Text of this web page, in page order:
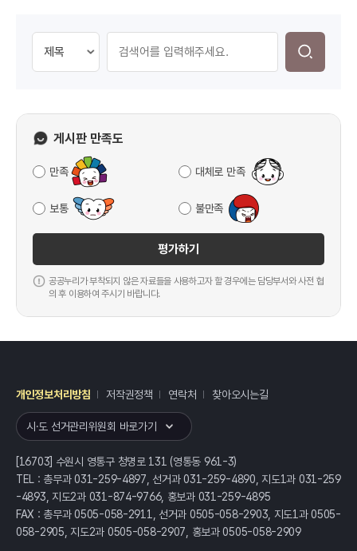
게시판 만족도
만족 대체로 만족
보통 불만족
평가하기
공공누리가 부착되지 않은 자료들을 사용하고자 할 경우에는 담당부서와 사전 협
의 후 이용하여 주시기 바랍니다.
개인정보처리방침 저작권정책 연락처 찾아오시는길
시·도 선거관리위원회 바로가기
[16703] 수원시 영통구 청명로 131 (영통동 961-3)
TEL : 총무과 031-259-4897, 선거과 031-259-4890, 지도1과 031-259
-4893, 지도2과 031-874-9766, 홍보과 031-259-4895
FAX : 총무과 0505-058-2911, 선거과 0505-058-2903, 지도1과 0505-
058-2905, 지도2과 0505-058-2907, 홍보과 0505-058-2909